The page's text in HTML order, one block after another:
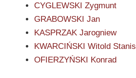
CYGLEWSKI Zygmunt
GRABOWSKI Jan
KASPRZAK Jarogniew
KWARCIŃSKI Witold
OFIERZYŃSKI Konrad